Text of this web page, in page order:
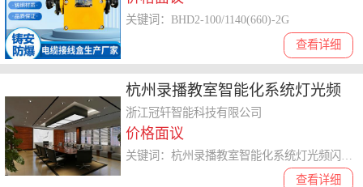
查看详细
关键词：BHD2-100/1140(660)-2G
杭州录播教室智能化系统灯光频
闪维修 欢迎咨询 浙江冠轩智能科
技供应
浙江冠轩智能科技有限公司
价格面议
查看详细